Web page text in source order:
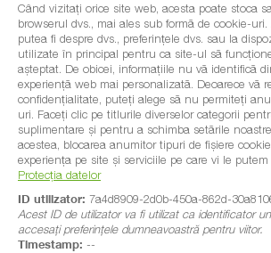
Când vizitați orice site web, acesta poate stoca
browserul dvs., mai ales sub formă de cookie-
putea fi despre dvs., preferințele dvs. sau la
utilizate în principal pentru ca site-ul să
așteptat. De obicei, informațiile nu vă identifică
experiență web mai personalizată. Deoarece vă
confidențialitate, puteți alege să nu permiteți
uri. Faceți clic pe titlurile diverselor categorii
suplimentare și pentru a schimba setările
acestea, blocarea anumitor tipuri de fișiere
experiența pe site și serviciile pe care vi le putem
Protecția datelor
ID utilizator: 7a4d8909-2d0b-450a-862d-
Acest ID de utilizator va fi utilizat ca identificator
accesați preferințele dumneavoastră pentru viitor.
Timestamp: --